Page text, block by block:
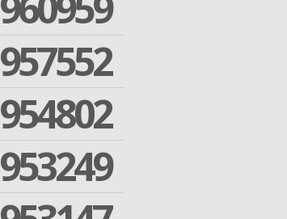
957552
954802
953249